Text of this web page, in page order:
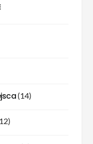
(14)